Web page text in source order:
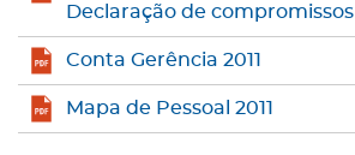
Declaração de compromissos
Conta Gerência 2011
Mapa de Pessoal 2011